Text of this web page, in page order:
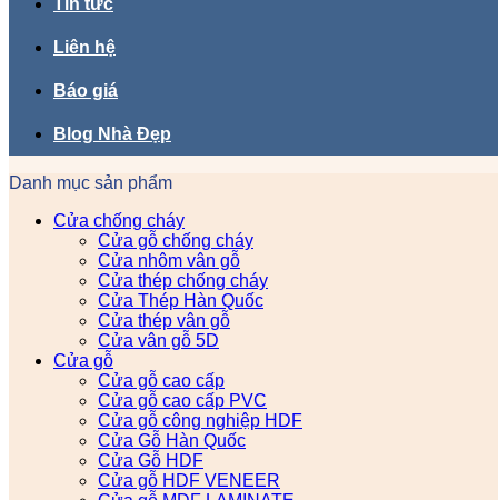
Tin tức
Liên hệ
Báo giá
Blog Nhà Đẹp
Danh mục sản phẩm
Cửa chống cháy
Cửa gỗ chống cháy
Cửa nhôm vân gỗ
Cửa thép chống cháy
Cửa Thép Hàn Quốc
Cửa thép vân gỗ
Cửa vân gỗ 5D
Cửa gỗ
Cửa gỗ cao cấp
Cửa gỗ cao cấp PVC
Cửa gỗ công nghiệp HDF
Cửa Gỗ Hàn Quốc
Cửa Gỗ HDF
Cửa gỗ HDF VENEER